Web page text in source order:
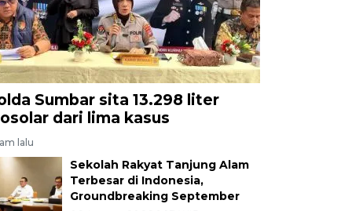
Sumbar sita 13.298 liter
dari lima kasus
lalu
Sekolah Rakyat Tanjung Alam
Terbesar di Indonesia,
Groundbreaking September